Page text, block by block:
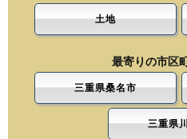
土地
最寄りの市区
三重県桑名市
三重県